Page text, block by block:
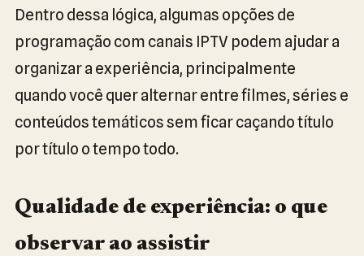
Dentro dessa lógica, algumas opções de
programação com canais IPTV podem ajudar a
organizar a experiência, principalmente
quando você quer alternar entre filmes, séries e
conteúdos temáticos sem ficar caçando título
por título o tempo todo.
Qualidade de experiência: o que
observar ao assistir